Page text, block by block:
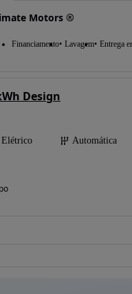
Motors ®
Financiamento Lavagem Entrega
Design
Elétrico Automática